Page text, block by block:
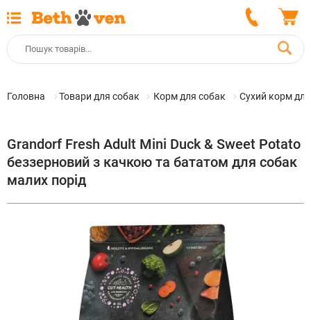
Головна Товари для собак Корм для собак Сухий корм
Grandorf Fresh Adult Mini Duck & Sweet Potato
беззерновий з качкою та бататом для собак
малих порід